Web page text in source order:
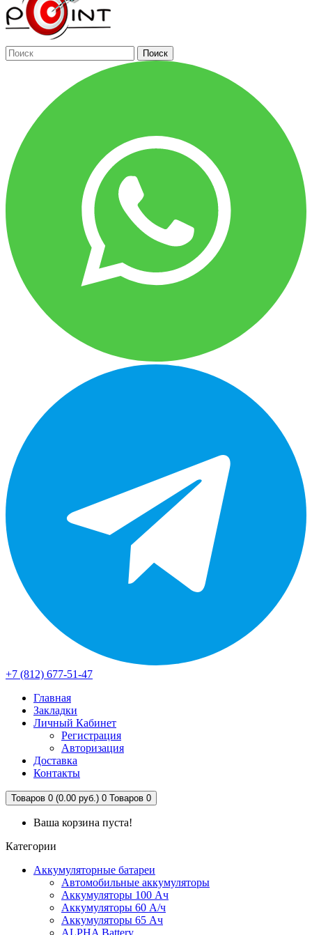
Поиск
+7 (812) 677-51-47
Главная
Закладки
Личный Кабинет
Регистрация
Авторизация
Доставка
Контакты
Товаров 0 (0.00 руб.) 0 Товаров 0
Ваша корзина пуста!
Категории
Аккумуляторные батареи
Автомобильные аккумуляторы
Аккумуляторы 100 Ач
Аккумуляторы 60 А/ч
Аккумуляторы 65 Ач
ALPHA Battery